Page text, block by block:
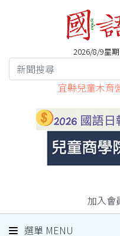
2026/8/9星
宜縣兒童木
加入會
選單 MENU